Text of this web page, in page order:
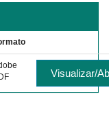
Visualizar/